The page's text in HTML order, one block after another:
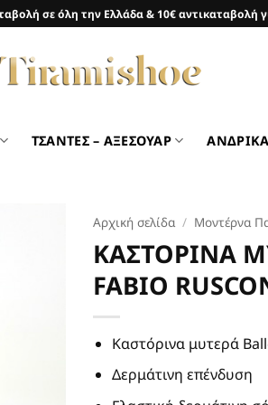
σε όλη την Ελλάδα & 10€ αντικαταβολή
ΤΣΑΝΤΕΣ – ΑΞΕΣΟΥΑΡ ΑΝΔΡΙΚΑ
Αρχική σελίδα / Μοντέρνα
ΚΑΣΤΟΡΙΝΑ
FABIO
Καστόρινα μυτερά
Δερμάτινη επένδυση